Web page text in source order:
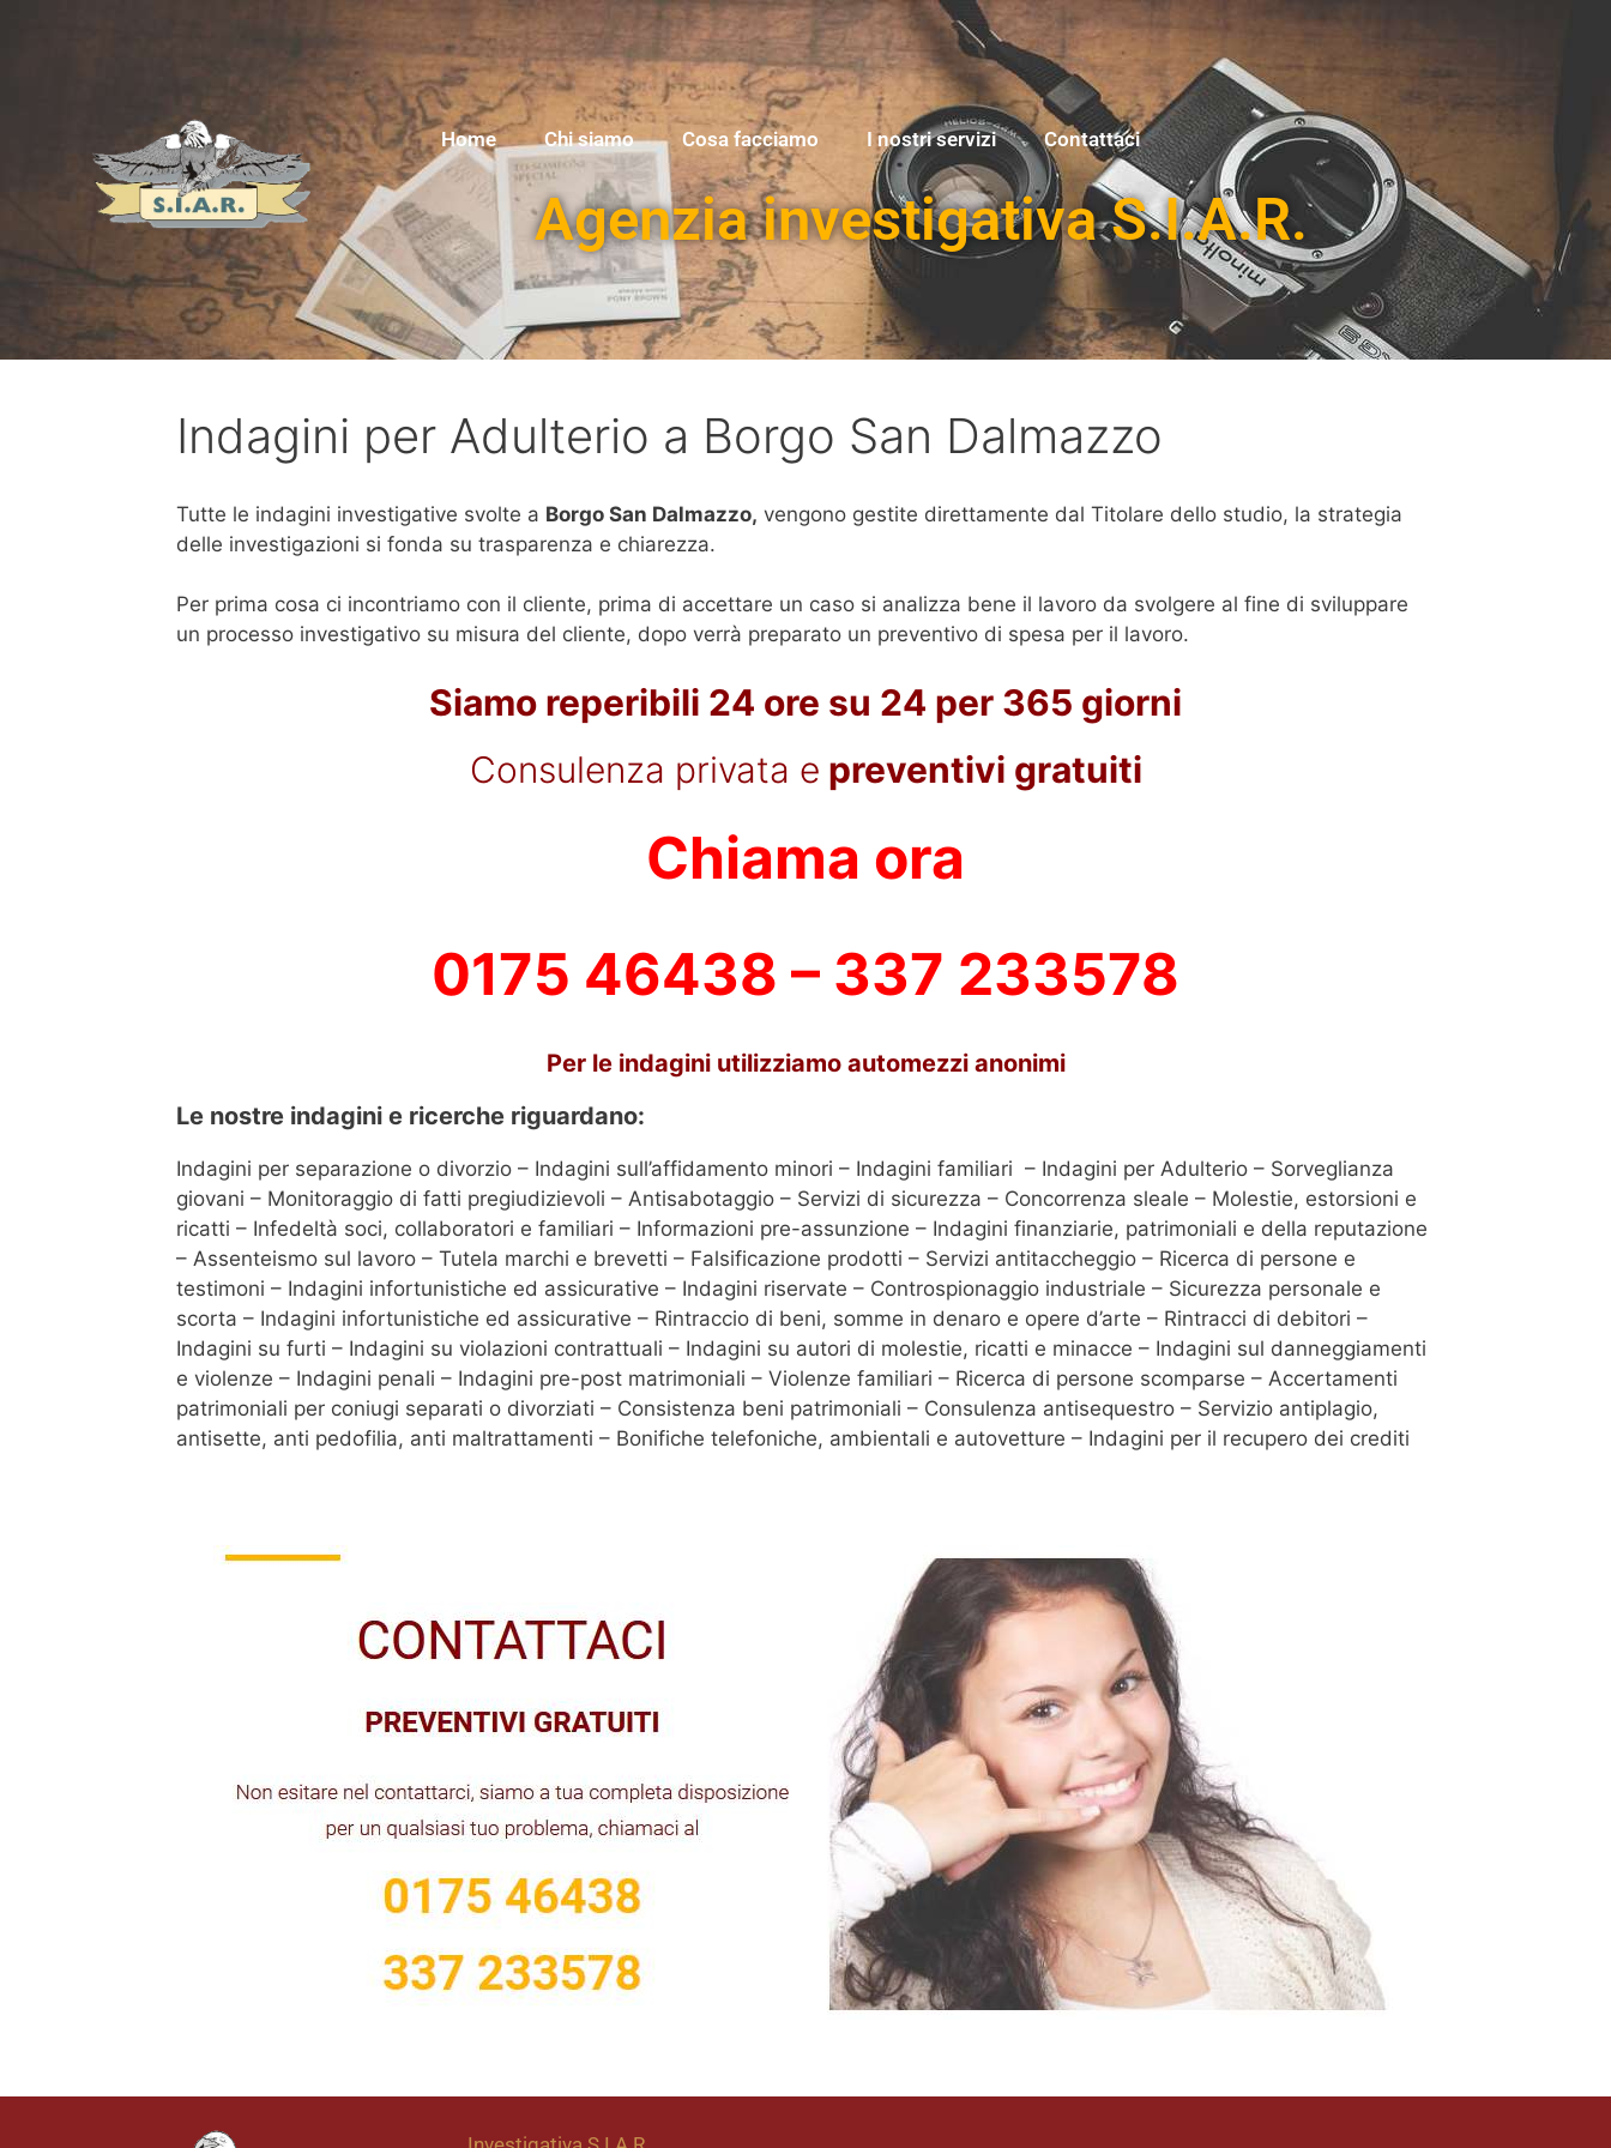
Home Chi siamo Cosa facciamo I nostri servizi Contattaci
Agenzia investigativa S.I.A.R.
Indagini per Adulterio a Borgo San Dalmazzo
Tutte le indagini investigative svolte a Borgo San Dalmazzo, vengono gestite direttamente dal Titolare dello studio, la strategia
delle investigazioni si fonda su trasparenza e chiarezza.
Per prima cosa ci incontriamo con il cliente, prima di accettare un caso si analizza bene il lavoro da svolgere al fine di sviluppare
un processo investigativo su misura del cliente, dopo verrà preparato un preventivo di spesa per il lavoro.
Siamo reperibili 24 ore su 24 per 365 giorni
Consulenza privata e preventivi gratuiti
Chiama ora
0175 46438 – 337 233578
Per le indagini utilizziamo automezzi anonimi
Le nostre indagini e ricerche riguardano:
Indagini per separazione o divorzio – Indagini sull’affidamento minori – Indagini familiari – Indagini per Adulterio – Sorveglianza
giovani – Monitoraggio di fatti pregiudizievoli – Antisabotaggio – Servizi di sicurezza – Concorrenza sleale – Molestie, estorsioni e
ricatti – Infedeltà soci, collaboratori e familiari – Informazioni pre-assunzione – Indagini finanziarie, patrimoniali e della reputazione
– Assenteismo sul lavoro – Tutela marchi e brevetti – Falsificazione prodotti – Servizi antitaccheggio – Ricerca di persone e
testimoni – Indagini infortunistiche ed assicurative – Indagini riservate – Controspionaggio industriale – Sicurezza personale e
scorta – Indagini infortunistiche ed assicurative – Rintraccio di beni, somme in denaro e opere d’arte – Rintracci di debitori –
Indagini su furti – Indagini su violazioni contrattuali – Indagini su autori di molestie, ricatti e minacce – Indagini sul danneggiamenti
e violenze – Indagini penali – Indagini pre-post matrimoniali – Violenze familiari – Ricerca di persone scomparse – Accertamenti
patrimoniali per coniugi separati o divorziati – Consistenza beni patrimoniali – Consulenza antisequestro – Servizio antiplagio,
antisette, anti pedofilia, anti maltrattamenti – Bonifiche telefoniche, ambientali e autovetture – Indagini per il recupero dei crediti